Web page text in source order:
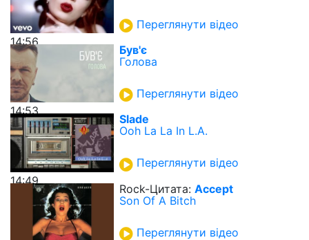
14:56
Переглянути відео
14:53
Був'є
Голова
Переглянути відео
14:49
Slade
Ooh La La In L.A.
Переглянути відео
Rock-Цитата: Accept
Son Of A Bitch
Переглянути відео